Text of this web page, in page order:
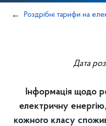
Дата
Інформація щодо
електричну
кожного класу